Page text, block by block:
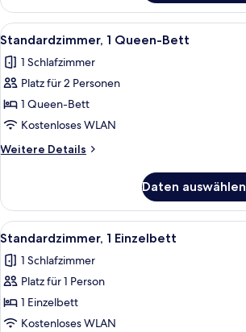
2 Einzelbetten,
Raucher
Alle
Fotos
für
Standardzimmer,
1
Queen-
Bett
anzeigen
Ein
9
Standardzimmer, 1 Queen-Bett
1 Schlafzimmer
Platz für 2 Personen
1 Queen-Bett
Kostenloses WLAN
Weitere Details
Weitere
1
Queen-
Bett
Daten
Alle
Fotos
für
Standardzimmer,
1 Einzelbett
anzeigen
Ein
5
Standardzimmer, 1 Einzelbett
1 Schlafzimmer
Platz für 1 Person
1 Einzelbett
Kostenloses WLAN